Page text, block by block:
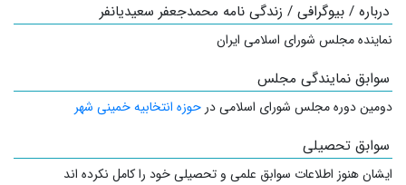
درباره / بیوگرافی / زندگی نامه محمدجعفر سعیدیانفر
نماینده مجلس شورای اسلامی ایران
سوابق نمایندگی مجلس
دومین دوره مجلس شورای اسلامی در حوزه انتخابیه خمینی شهر
سوابق تحصیلی
ایشان هنوز اطلاعات سوابق علمی و تحصیلی خود را کامل نکرده اند